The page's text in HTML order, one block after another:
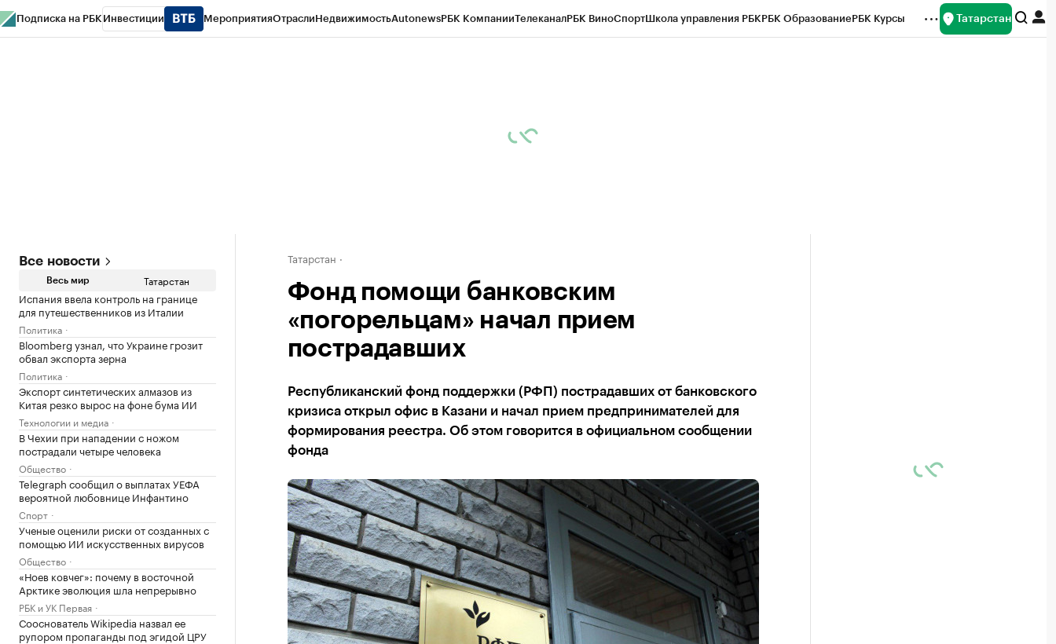
Подписка на РБК Инвестиции МероприятияОтраслиНедвижимостьAutonewsРБК КомпанииТелеканалРБК ВиноСпортШкола управления РБКРБК ОбразованиеРБК Курсы Татарстан
Все новости
Весь мир Татарстан
Испания ввела контроль на границе
для путешественников из Италии
Политика
Bloomberg узнал, что Украине грозит
обвал экспорта зерна
Политика
Экспорт синтетических алмазов из
Китая резко вырос на фоне бума ИИ
Технологии и медиа
В Чехии при нападении с ножом
пострадали четыре человека
Общество
Telegraph сообщил о выплатах УЕФА
вероятной любовнице Инфантино
Спорт
Ученые оценили риски от созданных с
помощью ИИ искусственных вирусов
Общество
«Ноев ковчег»: почему в восточной
Арктике эволюция шла непрерывно
РБК и УК Первая
Сооснователь Wikipedia назвал ее
рупором пропаганды под эгидой ЦРУ
Татарстан
Фонд помощи банковским
«погорельцам» начал прием
пострадавших
Республиканский фонд поддержки (РФП) пострадавших от банковского
кризиса открыл офис в Казани и начал прием предпринимателей для
формирования реестра. Об этом говорится в официальном сообщении
фонда